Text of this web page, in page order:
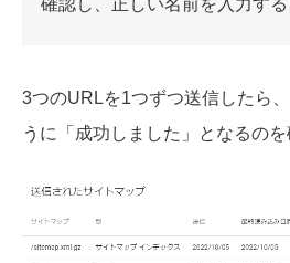
確認し、正しい名前を入力する
3つのURLを1つずつ送信したら
うに「成功しました」となるのを